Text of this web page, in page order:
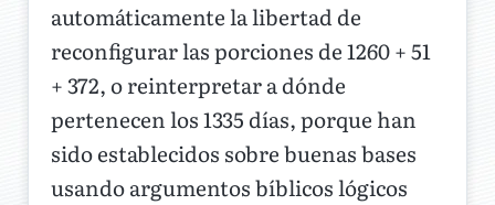
automáticamente la libertad de
reconfigurar las porciones de 1260 + 51
+ 372, o reinterpretar a dónde
pertenecen los 1335 días, porque han
sido establecidos sobre buenas bases
usando argumentos bíblicos lógicos